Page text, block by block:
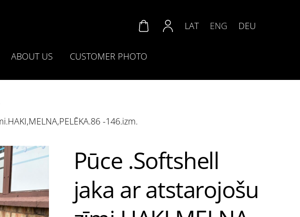
ABOUT US CUSTOMER PHOTO
LAT ENG DEU
-146.izm.
Pūce .Softshell
jaka ar atstarojošu